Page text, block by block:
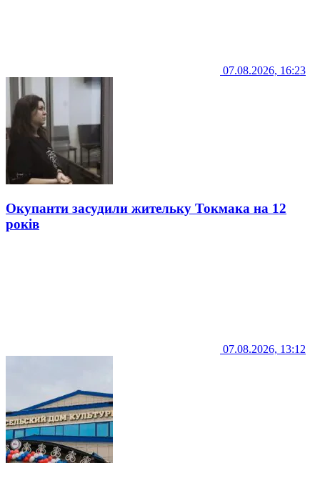
07.08.2026, 16:23
Окупанти засудили жительку Токмака на 12
років
07.08.2026, 13:12